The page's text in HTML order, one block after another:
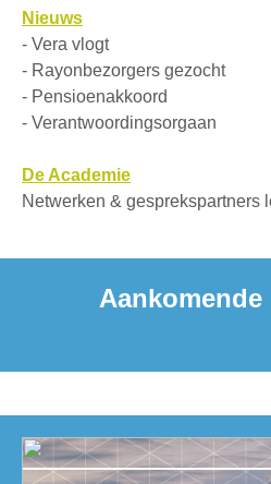
Nieuws
- Vera vlogt
- Rayonbezorgers gezocht
- Pensioenakkoord
- Verantwoordingsorgaan
De Academie
Netwerken & gesprekspartners
Aankomende